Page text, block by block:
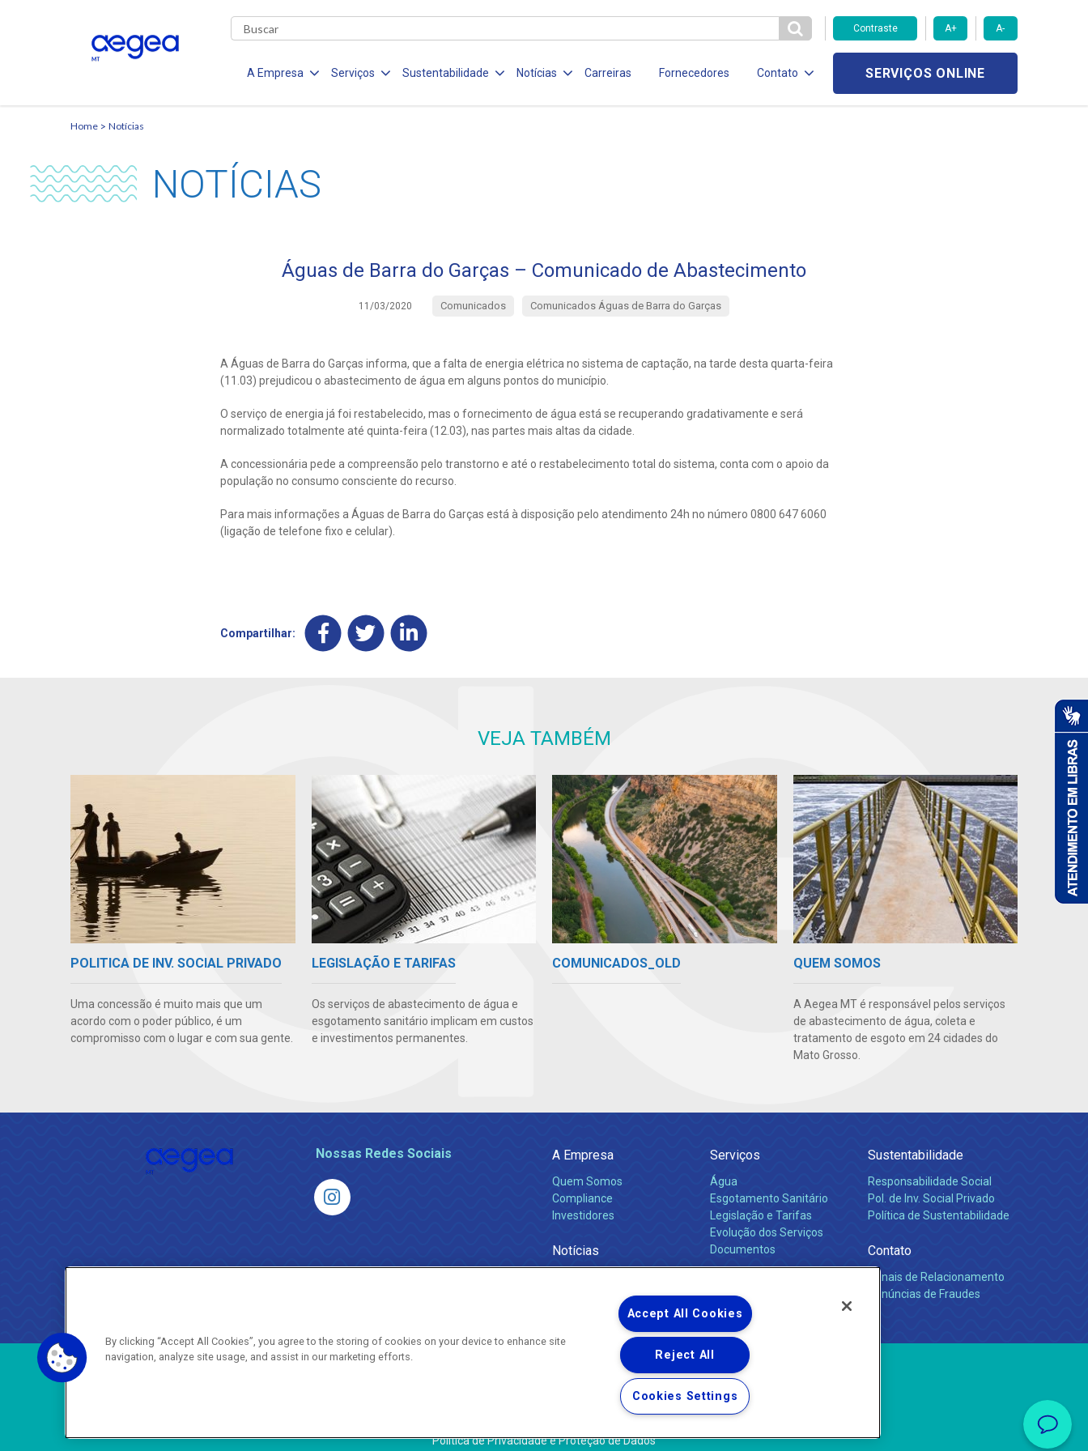
Contraste A+ A-
A Empresa Serviços Sustentabilidade Notícias Carreiras Fornecedores Contato SERVIÇOS ONLINE
Home Notícias
NOTÍCIAS
Águas de Barra do Garças – Comunicado de Abastecimento
11/03/2020 Comunicados Comunicados Águas de Barra do Garças
A Águas de Barra do Garças informa, que a falta de energia elétrica no sistema de captação, na tarde desta quarta-feira
(11.03) prejudicou o abastecimento de água em alguns pontos do município.
O serviço de energia já foi restabelecido, mas o fornecimento de água está se recuperando gradativamente e será
normalizado totalmente até quinta-feira (12.03), nas partes mais altas da cidade.
A concessionária pede a compreensão pelo transtorno e até o restabelecimento total do sistema, conta com o apoio da
população no consumo consciente do recurso.
Para mais informações a Águas de Barra do Garças está à disposição pelo atendimento 24h no número 0800 647 6060
(ligação de telefone fixo e celular).
Compartilhar:
VEJA TAMBÉM
POLITICA DE INV. SOCIAL PRIVADO
Uma concessão é muito mais que um
acordo com o poder público, é um
compromisso com o lugar e com sua gente.
LEGISLAÇÃO E TARIFAS
Os serviços de abastecimento de água e
esgotamento sanitário implicam em custos
e investimentos permanentes.
COMUNICADOS_OLD QUEM SOMOS
A Aegea MT é responsável pelos serviços
de abastecimento de água, coleta e
tratamento de esgoto em 24 cidades do
Mato Grosso.
Nossas Redes Sociais A Empresa
Quem Somos
Compliance
Investidores
Notícias
Serviços
Água
Esgotamento Sanitário
Legislação e Tarifas
Evolução dos Serviços
Documentos
Sustentabilidade
Responsabilidade Social
Pol. de Inv. Social Privado
Política de Sustentabilidade
Contato
Canais de Relacionamento
Denúncias de Fraudes
Copyright ® 2026 - Todos os Direitos Reservados.
Política de Privacidade e Proteção de Dados
By clicking “Accept All Cookies”, you agree to the storing of cookies on your device to enhance site
navigation, analyze site usage, and assist in our marketing efforts.
Accept All Cookies
Reject All
Cookies Settings